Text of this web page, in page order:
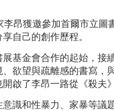
昂獲邀參加首爾市立
自己的創作歷程。
基金會合作的起始，接
欲望與疏離感的書寫，
啟了李昂一路從《殺夫
識和性暴力、家暴等議